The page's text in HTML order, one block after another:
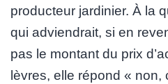
producteur jardinier. À la
qui adviendrait, si en
pas le montant du prix
lèvres, elle répond « non,